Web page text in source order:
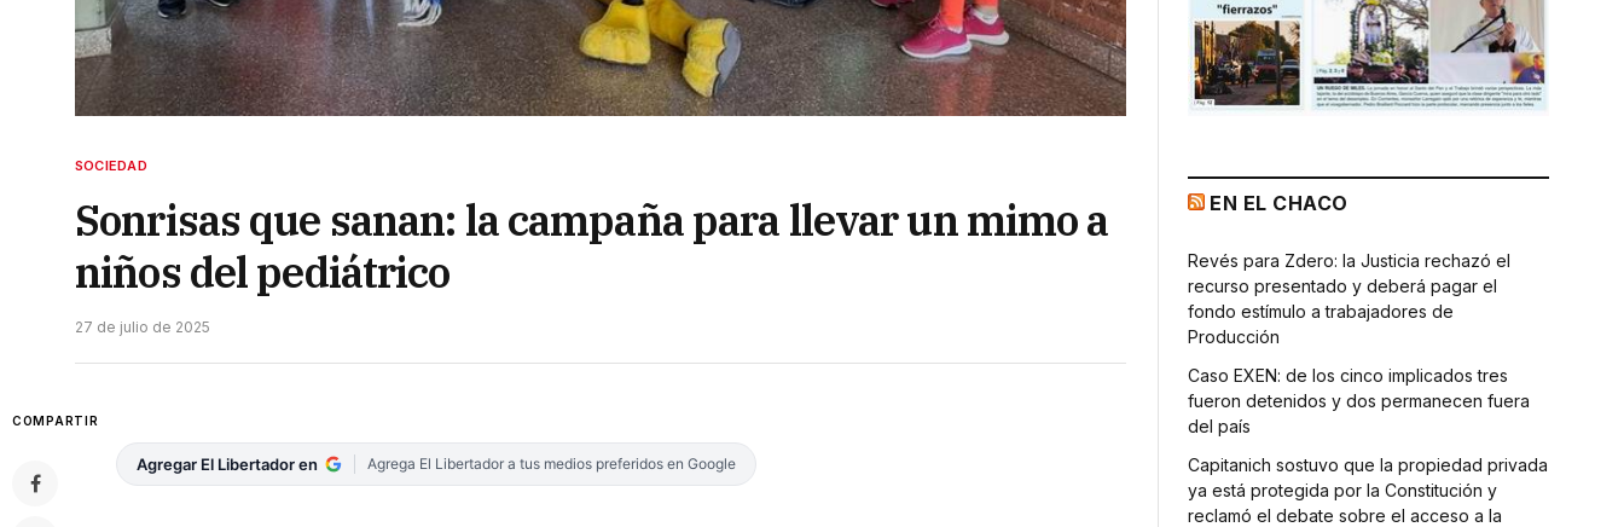
SOCIEDAD
Sonrisas que sanan: la campaña para llevar un mimo a
niños del pediátrico
27 de julio de 2025
COMPARTIR
Agregar El Libertador en Agrega El Libertador a tus medios preferidos en Google
EN EL CHACO
Revés para Zdero: la Justicia rechazó el
recurso presentado y deberá pagar el
fondo estímulo a trabajadores de
Producción
Caso EXEN: de los cinco implicados tres
fueron detenidos y dos permanecen fuera
del país
Capitanich sostuvo que la propiedad privada
ya está protegida por la Constitución y
reclamó el debate sobre el acceso a la